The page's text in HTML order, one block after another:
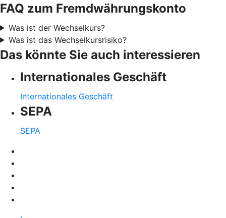
FAQ zum Fremdwährungskonto
Was ist der Wechselkurs?
Was ist das Wechselkursrisiko?
Das könnte Sie auch interessieren
Internationales Geschäft
Internationales Geschäft
SEPA
SEPA